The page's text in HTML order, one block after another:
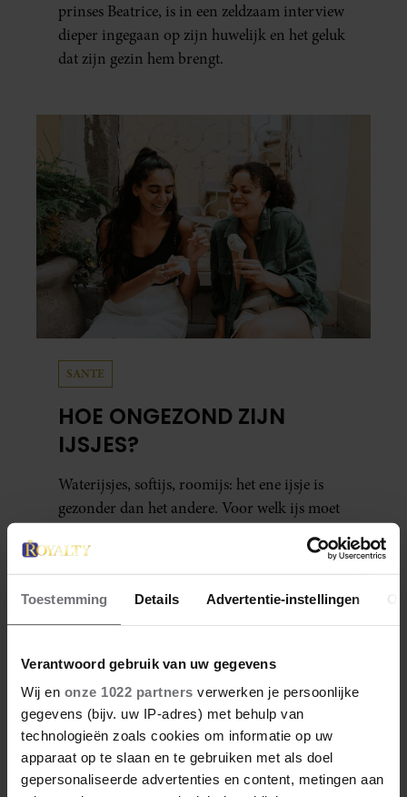
Toestemming Details Advertentie-instellingen
Verantwoord gebruik van uw gegevens
Wij en onze 1022 partners verwerken je persoonlijke
gegevens (bijv. uw IP-adres) met behulp van
technologieën zoals cookies om informatie op uw
apparaat op te slaan en te gebruiken met als doel
gepersonaliseerde advertenties en content, metingen aan
prinses Beatrice, is in een zeldzaam interview
dieper ingegaan op zijn huwelijk en het geluk
dat zijn gezin hem brengt.
SANTE
HOE ONGEZOND ZIJN
IJSJES?
Waterijsjes, softijs, roomijs: het ene ijsje is
gezonder dan het andere. Voor welk ijs moet
binnenkrijgen?
Meer van Manon